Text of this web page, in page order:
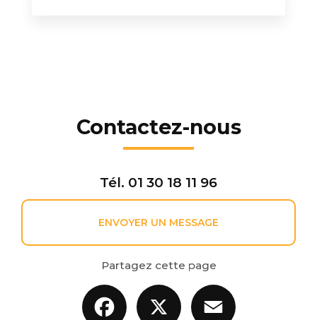
Contactez-nous
Tél. 01 30 18 11 96
ENVOYER UN MESSAGE
Partagez cette page
Facebook